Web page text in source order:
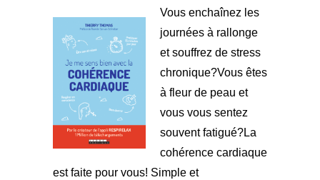
Vous enchaînez les
journées à rallonge
et souffrez de stress
chronique?Vous êtes
à fleur de peau et
vous vous sentez
souvent fatigué?La
cohérence cardiaque
est faite pour vous! Simple et